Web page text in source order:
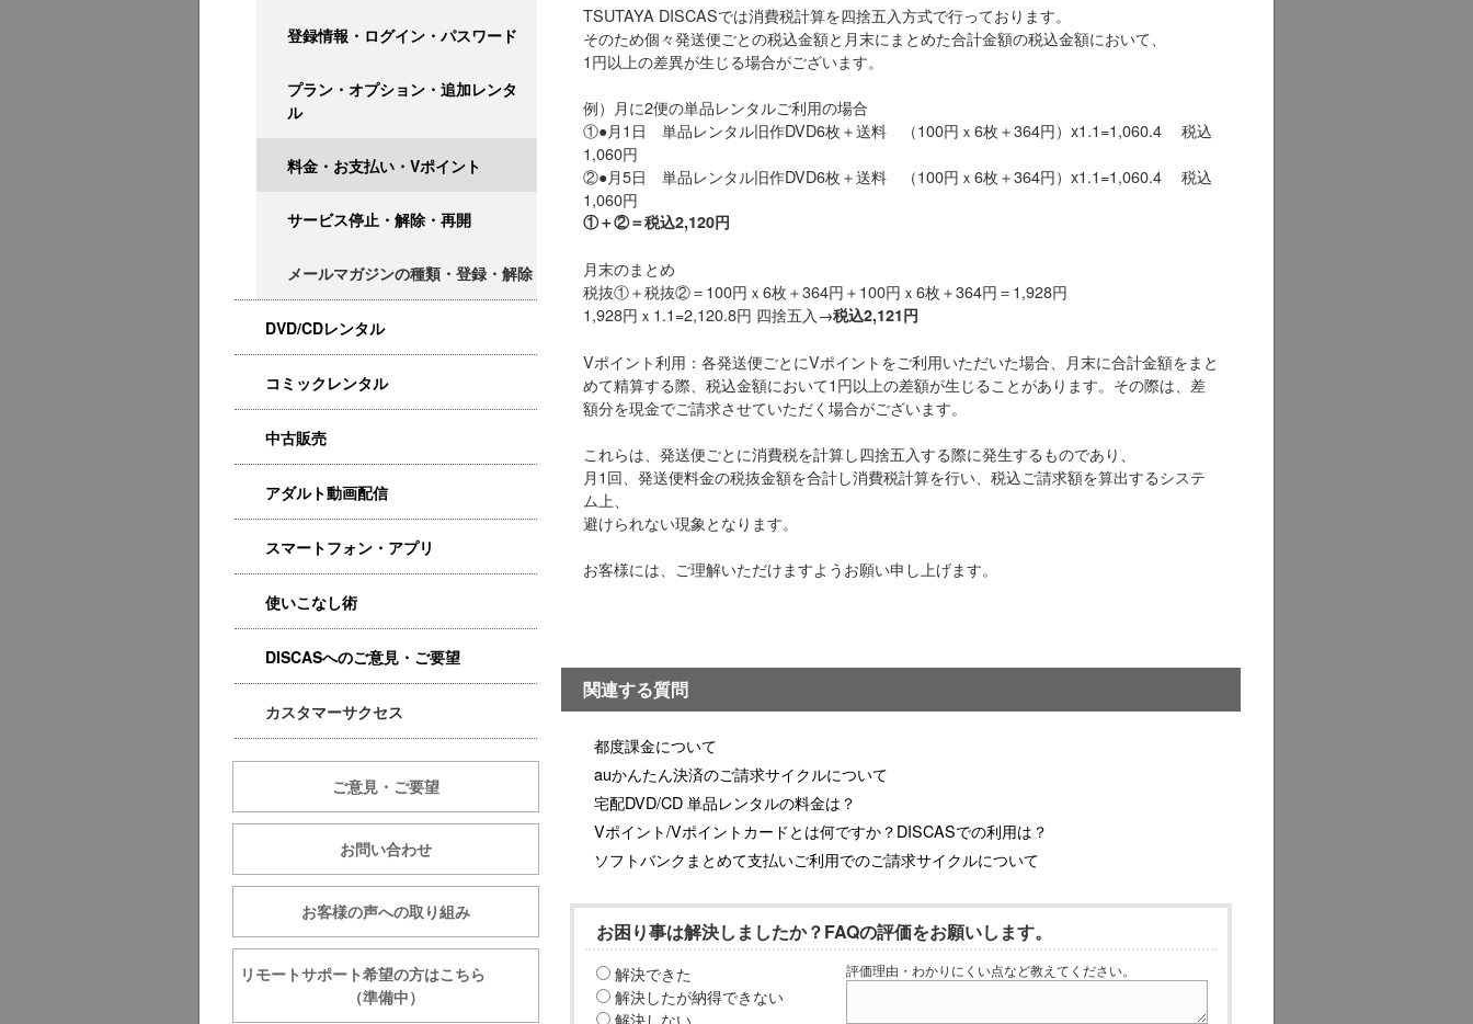
登録情報・ログイン・パスワード
プラン・オプション・追加レンタ
ル
料金・お支払い・Vポイント
サービス停止・解除・再開
メールマガジンの種類・登録・解除
DVD/CDレンタル
コミックレンタル
中古販売
アダルト動画配信
スマートフォン・アプリ
使いこなし術
DISCASへのご意見・ご要望
カスタマーサクセス
ご意見・ご要望
お問い合わせ
お客様の声への取り組み
リモートサポート希望の方はこちら
（準備中）
TSUTAYA DISCASでは消費税計算を四捨五入方式で行っております。
そのため個々発送便ごとの税込金額と月末にまとめた合計金額の税込金額において、
1円以上の差異が生じる場合がございます。
例）月に2便の単品レンタルご利用の場合
①●月1日 単品レンタル旧作DVD6枚＋送料 （100円ｘ6枚＋364円）x1.1=1,060.4 税込
1,060円
②●月5日 単品レンタル旧作DVD6枚＋送料 （100円ｘ6枚＋364円）x1.1=1,060.4 税込
1,060円
①＋②＝税込2,120円
月末のまとめ
税抜①＋税抜②＝100円ｘ6枚＋364円＋100円ｘ6枚＋364円＝1,928円
1,928円ｘ1.1=2,120.8円 四捨五入→税込2,121円
Vポイント利用：各発送便ごとにVポイントをご利用いただいた場合、月末に合計金額をまと
めて精算する際、税込金額において1円以上の差額が生じることがあります。その際は、差
額分を現金でご請求させていただく場合がございます。
これらは、発送便ごとに消費税を計算し四捨五入する際に発生するものであり、
月1回、発送便料金の税抜金額を合計し消費税計算を行い、税込ご請求額を算出するシステ
ム上、
避けられない現象となります。
お客様には、ご理解いただけますようお願い申し上げます。
関連する質問
都度課金について
auかんたん決済のご請求サイクルについて
宅配DVD/CD 単品レンタルの料金は？
Vポイント/Vポイントカードとは何ですか？DISCASでの利用は？
ソフトバンクまとめて支払いご利用でのご請求サイクルについて
お困り事は解決しましたか？FAQの評価をお願いします。
解決できた
解決したが納得できない
解決しない
評価理由・わかりにくい点など教えてください。